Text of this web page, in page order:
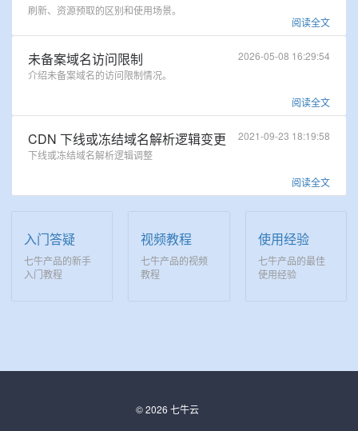
刷新、资源预取的区别和使用场景。
阅读全文
未备案域名访问限制
介绍未备案域名的访问限制情况。
阅读全文
2026-05-08 16:29:54
CDN 下线或冻结域名解析逻辑变更
下线或冻结域名解析逻辑调整
阅读全文
2021-09-23 18:19:58
入门答疑
七牛产品的新手
入门教程
视频教程
七牛产品的视频
教程
使用经验
七牛产品的最佳
使用经验
© 2026 七牛云